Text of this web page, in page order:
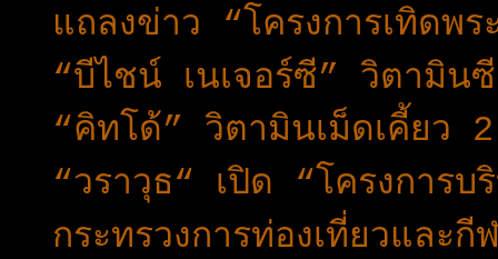
แถลงข่าว “โครงการเทิดพ
“บีไชน์ เนเจอร์ซี” วิตามิ
“คิทโด้” วิตามินเม็ดเคี้ย
“วราวุธ“ เปิด “โครงการ
กระทรวงการท่องเที่ยวแล